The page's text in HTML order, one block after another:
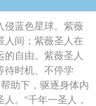
侵蓝色星球。紫薇
人间；紫薇圣人在
的自由。紫薇圣人
待时机、不停学
助下，驱逐身体内
。“千年一圣人，